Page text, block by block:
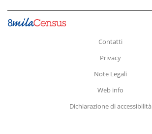
Contatti
Privacy
Note Legali
Web info
Dichiarazione di accessibilità